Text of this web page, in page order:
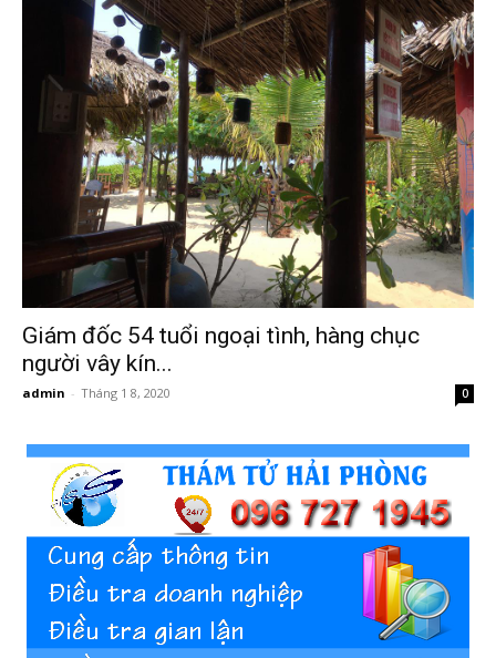
Giss
phòng,
Giám đốc 54 tuổi ngoại tình, hàng chục
người vây kín...
admin - Tháng 1 8, 2020 0